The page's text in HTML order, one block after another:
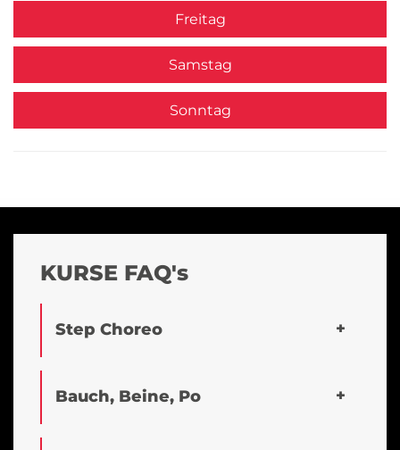
Freitag
Samstag
Sonntag
KURSE FAQ's
Step Choreo
Bauch, Beine, Po